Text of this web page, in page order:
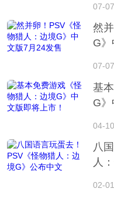
07-07
然
G
07-07
基
G》
04-10
八
人
02-01